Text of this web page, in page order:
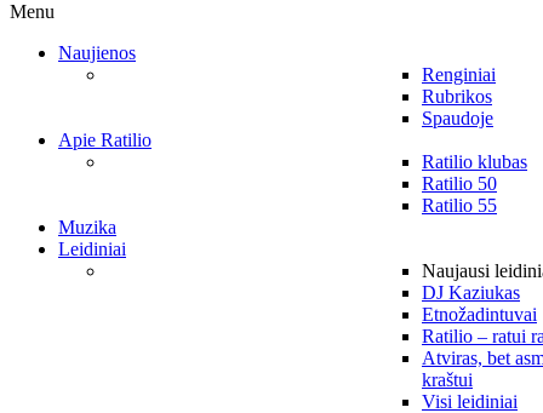
Menu
Naujienos
Renginiai
Rubrikos
Spaudoje
Apie Ratilio
Ratilio klubas
Ratilio 50
Ratilio 55
Muzika
Leidiniai
Naujausi
DJ Kaziukas
Etnožadintuvai
Ratilio – ratui
Atviras, bet
kraštui
Visi leidiniai